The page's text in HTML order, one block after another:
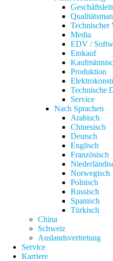
Technischer
Media
EDV /
Einkauf
Produktion
Technische
Service
Nach Sprachen
Arabisch
Chinesisch
Deutsch
Englisch
Französisch
Norwegisch
Polnisch
Russisch
Spanisch
Türkisch
China
Schweiz
Auslandsvertretung
Service
Karriere